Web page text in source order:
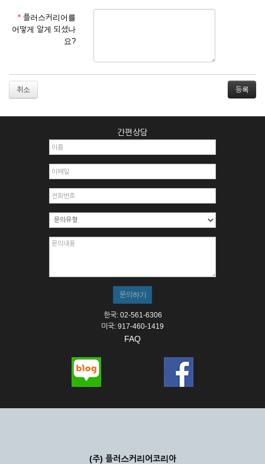
를 심사, 승낙함으로써 성립하며, 회사는 신청자의 실명 확인 절
차를 밟을 수 있습니다.
② 회원가입시 입력한 ID는 변경할 수 없으며, 회원 1인당 한 개
의 ID가 발급됩니다. 부득이한 경우로 인해 변경하고자 하는 경
거절하거나 취소할 수 있으며, 실명으로 등록하지 않은 자의 일
2. 개인정보를 허위로 기재하여 신청할 경우
3. 경쟁 관게에 있는 이용자가 신청할 경우
4. 타인의 서비스 이용을 방해하거나, 정보를 도용한 경우
6. 이용자가 영업활동 또는 부정한 용도로 본 서비스를 이용할
7. 회사의 정보를 사전 승낙 없이 전재, 변조, 복사하여 이용하
8. 기타 회사가 정한 제반 사항을 위반하며 신청하는 경우
제5조 (서비스의 이용 및 중지)
② 시스템 점검, 교체 및 고장, 기술적인 이유, 국가비상사태, 정
스가 불가능할 경우 회사는 사전 공지나 예고 없이 서비스의 전
부 또는 일부를 일시적 또는 영구적으로 중지할 수 있습니다.
③ 기타 회사는 서비스를 제공할 수 없는 합당한 사유가 발생한
④ 회사는 제 2항 및 제 3항의 사유로 서비스의 제공이 일시적
여 배상하지 않습니다.
제3장 권리 및 의무
공할 수 있도록 최선의 노력을 다하여야 합니다.
* 플러스커리어를
어떻게 알게 되셨나
요?
취소
간편상담
한국: 02-561-6306
미국: 917-460-1419
FAQ
(주) 플러스커리어코리아